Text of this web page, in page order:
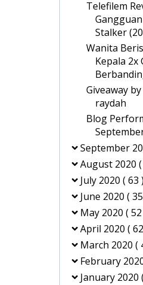
Telefilem
Stalker
Wanita
Kepala 2x
Giveaway
raydah
Blog
September
August 2020
July 2020 ( 63 )
June 2020 (
May 2020 (
April 2020 (
March 2020 (
February
January 2020